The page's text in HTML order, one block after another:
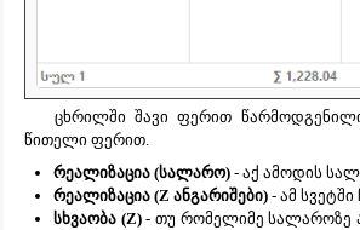
ცხრილში შავი ფერით
წითელი ფერით.
რეალიზაცია (სალარო) - აქ ამოდის
რეალიზაცია (Z ანგარიშები) - ამ
სხვაობა (Z)- თუ რომელიმე სალაროზე